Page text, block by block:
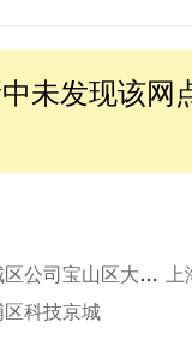
未发现该网
上海主城区公司宝山区大居服务部
区科技京城